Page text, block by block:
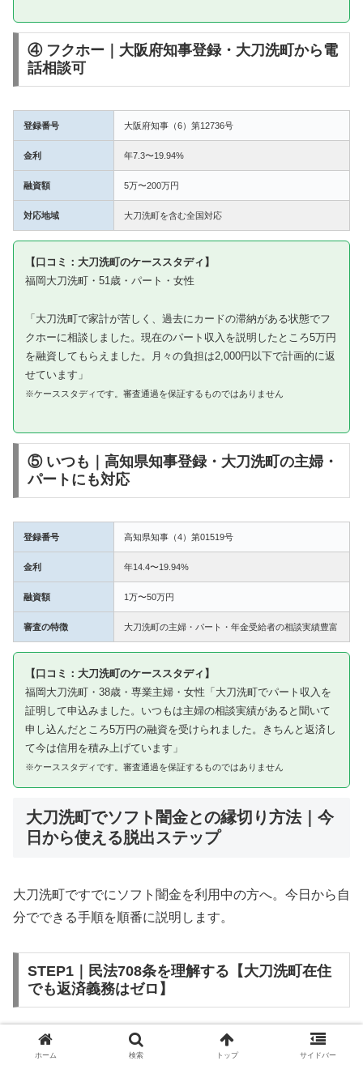
④ フクホー｜大阪府知事登録・大刀洗町から電
話相談可
登録番号 大阪府知事（6）第12736号
金利 年7.3〜19.94%
融資額 5万〜200万円
対応地域 大刀洗町を含む全国対応
【口コミ：大刀洗町のケーススタディ】
福岡大刀洗町・51歳・パート・女性
「大刀洗町で家計が苦しく、過去にカードの滞納がある状態でフ
クホーに相談しました。現在のパート収入を説明したところ5万円
を融資してもらえました。月々の負担は2,000円以下で計画的に返
せています」
※ケーススタディです。審査通過を保証するものではありません
⑤ いつも｜高知県知事登録・大刀洗町の主婦・
パートにも対応
登録番号 高知県知事（4）第01519号
金利 年14.4〜19.94%
融資額 1万〜50万円
審査の特徴 大刀洗町の主婦・パート・年金受給者の相談実績豊富
【口コミ：大刀洗町のケーススタディ】
福岡大刀洗町・38歳・専業主婦・女性「大刀洗町でパート収入を
証明して申込みました。いつもは主婦の相談実績があると聞いて
申し込んだところ5万円の融資を受けられました。きちんと返済し
て今は信用を積み上げています」
※ケーススタディです。審査通過を保証するものではありません
大刀洗町でソフト闇金との縁切り方法｜今
日から使える脱出ステップ
大刀洗町ですでにソフト闇金を利用中の方へ。今日から自
分でできる手順を順番に説明します。
STEP1｜民法708条を理解する【大刀洗町在住
でも返済義務はゼロ】
ソフト闇金を含む闇金との金銭消費貸借契約は、公序良俗
ホーム 検索 トップ サイドバー